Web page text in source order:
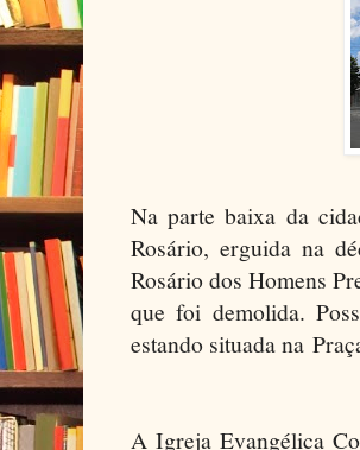
Na parte baixa da
Rosário, erguida na
Rosário dos Homens
que foi demolida.
estando situada na
A Igreja Evangélica